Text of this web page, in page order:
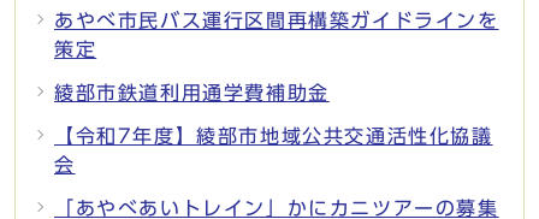
あやべ市民バス運行区間再構築ガイドラインを
策定
綾部市鉄道利用通学費補助金
【令和7年度】綾部市地域公共交通活性化協議
会
「あやべあいトレイン」かにカニツアーの募集